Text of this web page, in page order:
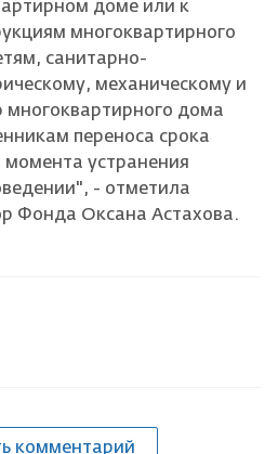
доме или к
многоквартирного
санитарно-
механическому и
дома
переноса срока
устранения
- отметила
Фонда Оксана Астахова.
комментарий